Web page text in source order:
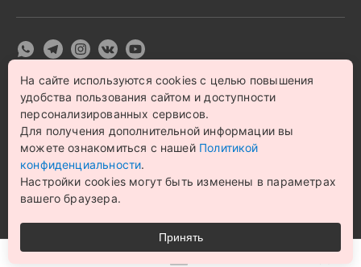
Политика конфиденциальности
Согласие на обработку персональных данных
Карта сайта
© 1993 – 2026 Магазин бытовой техники и электроники
«Impulse». Все права защищены.
Цена на сайте носит информационный характер и не
является публичной офертой
На сайте используются cookies с целью повышения
удобства пользования сайтом и доступности
персонализированных сервисов.
Для получения дополнительной информации вы
можете ознакомиться с нашей Политикой
конфиденциальности.
Настройки cookies могут быть изменены в параметрах
вашего браузера.
Принять